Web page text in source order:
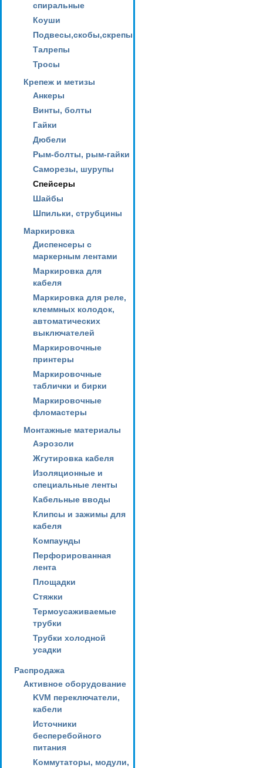
спиральные
Коуши
Подвесы,скобы,скрепы
Талрепы
Тросы
Крепеж и метизы
Анкеры
Винты, болты
Гайки
Дюбели
Рым-болты, рым-гайки
Саморезы, шурупы
Спейсеры
Шайбы
Шпильки, струбцины
Маркировка
Диспенсеры с
маркерным лентами
Маркировка для
кабеля
Маркировка для реле,
клеммных колодок,
автоматических
выключателей
Маркировочные
принтеры
Маркировочные
таблички и бирки
Маркировочные
фломастеры
Монтажные материалы
Аэрозоли
Жгутировка кабеля
Изоляционные и
специальные ленты
Кабельные вводы
Клипсы и зажимы для
кабеля
Компаунды
Перфорированная
лента
Площадки
Стяжки
Термоусаживаемые
трубки
Трубки холодной
усадки
Распродажа
Активное оборудование
KVM переключатели,
кабели
Источники
бесперебойного
питания
Коммутаторы, модули,